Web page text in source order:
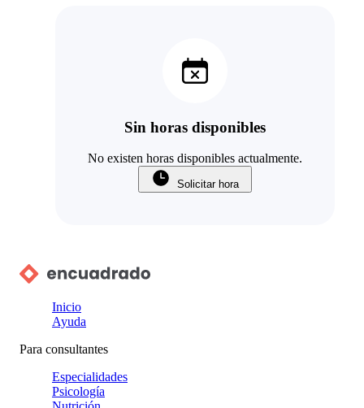
Sin horas disponibles
No existen horas disponibles actualmente.
Solicitar hora
Inicio
Ayuda
Para consultantes
Especialidades
Psicología